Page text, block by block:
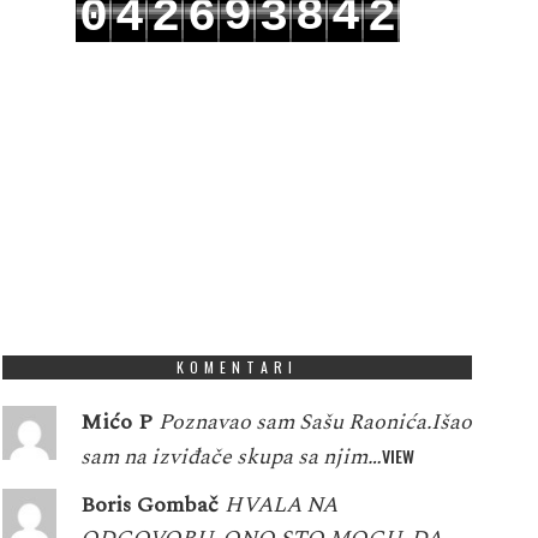
042693842
KOMENTARI
Mićo P Poznavao sam Sašu Raonića.Išao
sam na izviđače skupa sa njim…VIEW
Boris Gombač HVALA NA